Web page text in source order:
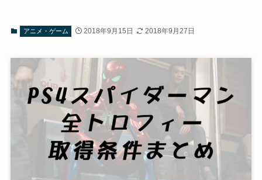
アニメ・ゲーム 2018年9月15日 2018年9月27日